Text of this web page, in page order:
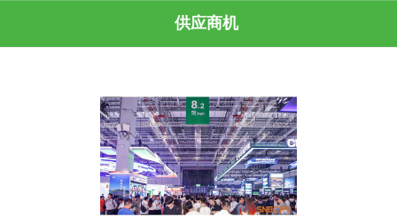
供应商机